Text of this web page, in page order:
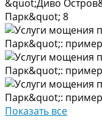
Показать все